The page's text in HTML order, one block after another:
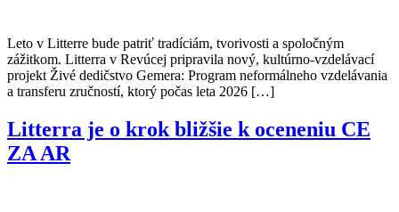
Leto v Litterre bude patriť tradíciám, tvorivosti a spoločným
zážitkom. Litterra v Revúcej pripravila nový, kultúrno-vzdelávací
projekt Živé dedičstvo Gemera: Program neformálneho vzdelávania
a transferu zručností, ktorý počas leta 2026 […]
Litterra je o krok bližšie k oceneniu CE
ZA AR